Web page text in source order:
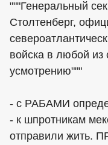
"""Генеральный
Столтенберг,
войска в любой из
усмотрению"""
- с РАБАМИ
- к шпротникам
отправили жить.